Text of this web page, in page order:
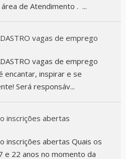
de Atendimento . ...
vagas de emprego
vagas de emprego
encantar, inspirar e se
Será responsáv...
inscrições abertas
inscrições abertas Quais os
e 22 anos no momento da